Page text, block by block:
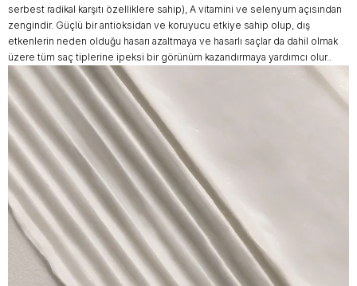
serbest radikal karşıtı özelliklere sahip), A vitamini ve selenyum açısından
zengindir. Güçlü bir antioksidan ve koruyucu etkiye sahip olup, dış
etkenlerin neden olduğu hasarı azaltmaya ve hasarlı saçlar da dahil olmak
üzere tüm saç tiplerine ipeksi bir görünüm kazandırmaya yardımcı olur..